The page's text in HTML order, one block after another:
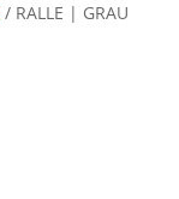
/ RALLE | GRAU